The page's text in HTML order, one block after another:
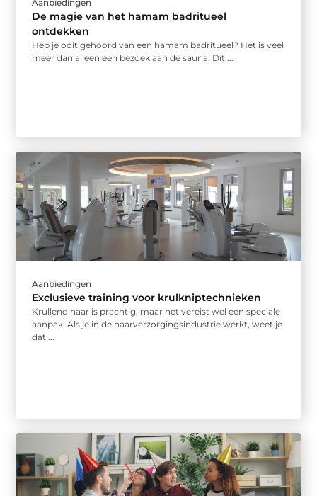
Aanbiedingen
De magie van het hamam badritueel
ontdekken
Heb je ooit gehoord van een hamam badritueel? Het is veel
meer dan alleen een bezoek aan de sauna. Dit ...
Aanbiedingen
Exclusieve training voor krulkniptechnieken
Krullend haar is prachtig, maar het vereist wel een speciale
aanpak. Als je in de haarverzorgingsindustrie werkt, weet je
dat ...